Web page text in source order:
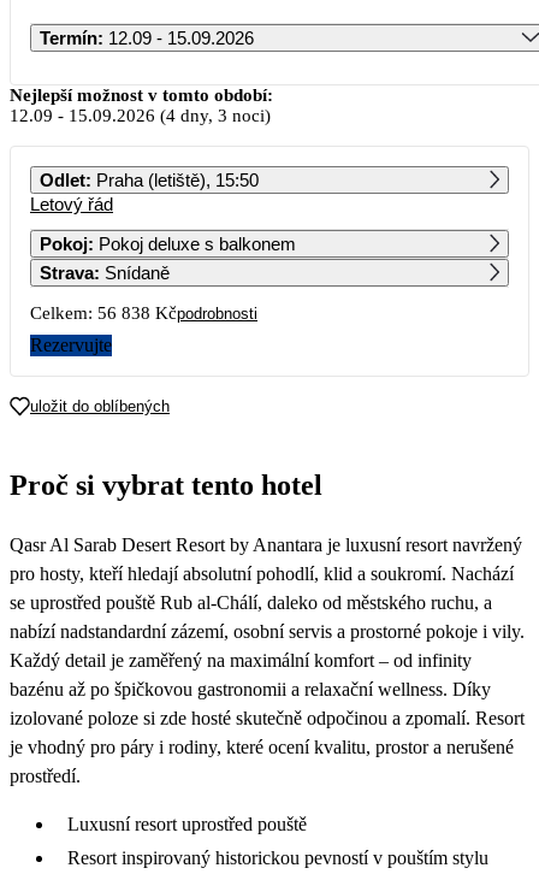
Termín: 12.09 - 15.09.2026
Září 2026
PO ÚT ST ČT PÁ SO NE
28 809 33 189 29 729 32 699 29 669 34 479
7 8
14
30 149
21
30 629
22
29 979
32 059 34 919 46 769
Nejlepší možnost v tomto období:
12.09 - 15.09.2026 (4 dny, 3 noci)
Odlet: Praha (letiště), 15:50
Letový řád
Pokoj:
Pokoj deluxe s balkonem
Strava: Snídaně
Celkem: 56 838 Kčpodrobnosti
Rezervujte
uložit do oblíbených
Proč si vybrat tento hotel
Qasr Al Sarab Desert Resort by Anantara je luxusní resort navržený
pro hosty, kteří hledají absolutní pohodlí, klid a soukromí. Nachází
se uprostřed pouště Rub al-Chálí, daleko od městského ruchu, a
nabízí nadstandardní zázemí, osobní servis a prostorné pokoje i vily.
Každý detail je zaměřený na maximální komfort – od infinity
bazénu až po špičkovou gastronomii a relaxační wellness. Díky
izolované poloze si zde hosté skutečně odpočinou a zpomalí. Resort
je vhodný pro páry i rodiny, které ocení kvalitu, prostor a nerušené
prostředí.
Luxusní resort uprostřed pouště
Resort inspirovaný historickou pevností v pouštím stylu